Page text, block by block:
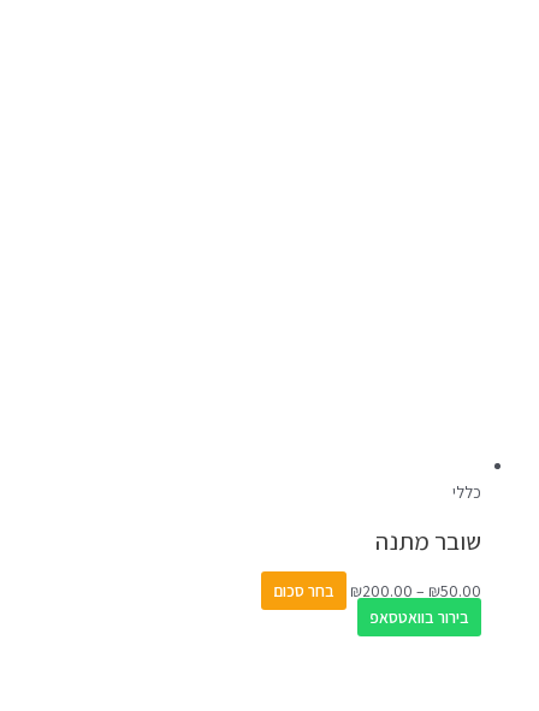
כללי
שובר מתנה
₪50.00
–
₪200.00 בחר סכום
בירור בוואטסאפ